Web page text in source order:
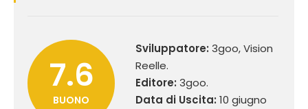
7.6
BUONO
Sviluppatore: 3goo, Vision
Reelle.
Editore: 3goo.
Data di Uscita: 10 giugno